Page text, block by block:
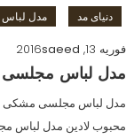
دنیای مد مدل لباس
فوریه 13, 2016
saeed
مدل لباس مجلسی
محبوب لادین مدل لباس